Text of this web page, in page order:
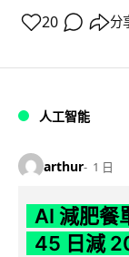
20 分
人工智能
arthur 1 日
AI 減肥餐
45 日減